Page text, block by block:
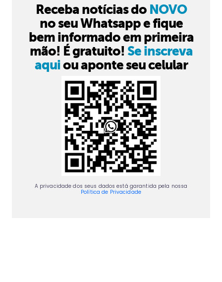
Receba notícias do NOVO
no seu Whatsapp e fique
bem informado em primeira
mão! É gratuito! Se inscreva
aquiou aponte seu celular
A privacidade dos seus dados está garantida pela nossa
Política de Privacidade